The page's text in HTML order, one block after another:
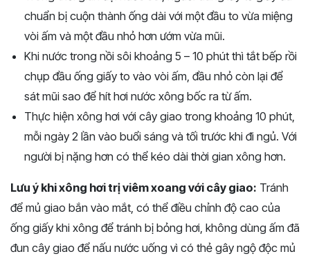
chuẩn bị cuộn thành ống dài với một đầu to vừa miệng
vòi ấm và một đầu nhỏ hơn ướm vừa mũi.
Khi nước trong nồi sôi khoảng 5 – 10 phút thì tắt bếp rồi
chụp đầu ống giấy to vào vòi ấm, đầu nhỏ còn lại để
sát mũi sao để hít hơi nước xông bốc ra từ ấm.
Thực hiện xông hơi với cây giao trong khoảng 10 phút,
mỗi ngày 2 lần vào buổi sáng và tối trước khi đi ngủ. Với
người bị nặng hơn có thể kéo dài thời gian xông hơn.
Lưu ý khi xông hơi trị viêm xoang với cây giao: Tránh
để mủ giao bắn vào mắt, có thể điều chỉnh độ cao của
ống giấy khi xông để tránh bị bỏng hơi, không dùng ấm đã
đun cây giao để nấu nước uống vì có thẻ gây ngộ độc mủ